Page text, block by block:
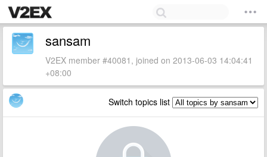
sansam
V2EX member #40081, joined on 2013-06-03 14:04:41
+08:00
Switch topics list